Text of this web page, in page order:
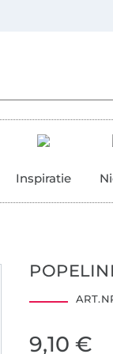
Inspiratie
9,10 €
via